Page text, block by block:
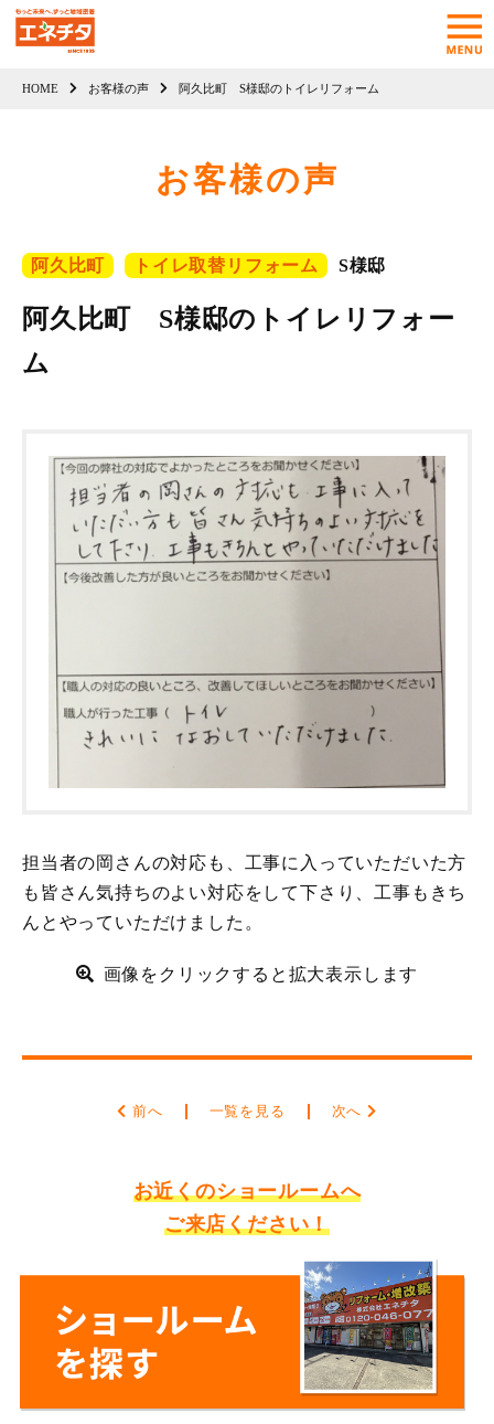
HOME お客様の声 阿久比町 S様邸のトイレリフォーム
お客様の声
阿久比町 トイレ取替リフォーム S様邸
阿久比町 S様邸のトイレリフォー
ム
担当者の岡さんの対応も、工事に入っていただいた方
も皆さん気持ちのよい対応をして下さり、工事もきち
んとやっていただけました。
画像をクリックすると拡大表示します
前へ 一覧を見る 次へ
お近くのショールームへ
ご来店ください！